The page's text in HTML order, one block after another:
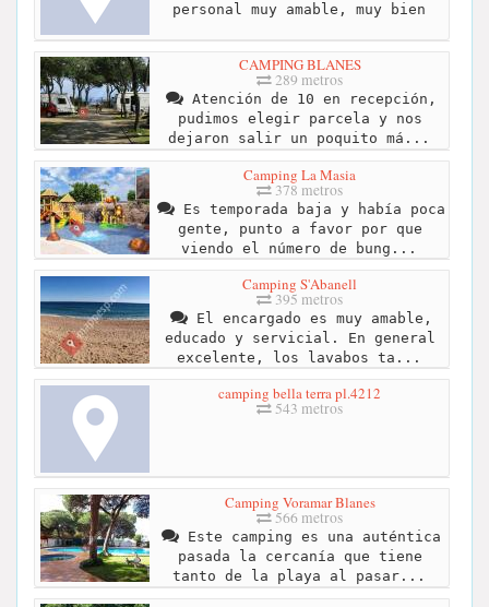
personal muy amable, muy bien
CAMPING BLANES
289 metros
Atención de 10 en recepción,
pudimos elegir parcela y nos
dejaron salir un poquito má...
Camping La Masia
378 metros
Es temporada baja y había poca
gente, punto a favor por que
viendo el número de bung...
Camping S'Abanell
395 metros
El encargado es muy amable,
educado y servicial. En general
excelente, los lavabos ta...
camping bella terra pl.4212
543 metros
Camping Voramar Blanes
566 metros
Este camping es una auténtica
pasada la cercanía que tiene
tanto de la playa al pasar...